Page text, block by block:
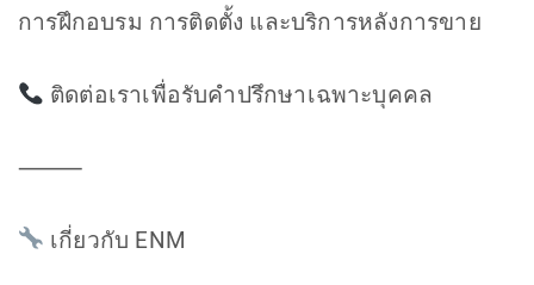
การฝึกอบรม การติดตั้ง และบริการหลังการขาย
ติดต่อเราเพื่อรับคำปรึกษาเฉพาะบุคคล
⸻
เกี่ยวกับ ENM